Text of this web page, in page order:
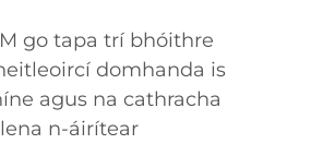
go tapa trí bhóithre
domhanda is
agus na cathracha
n-áirítear